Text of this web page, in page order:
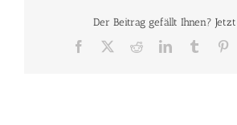
Der Beitrag gefällt Ihnen?
Facebook RedditLinkedInTumblr